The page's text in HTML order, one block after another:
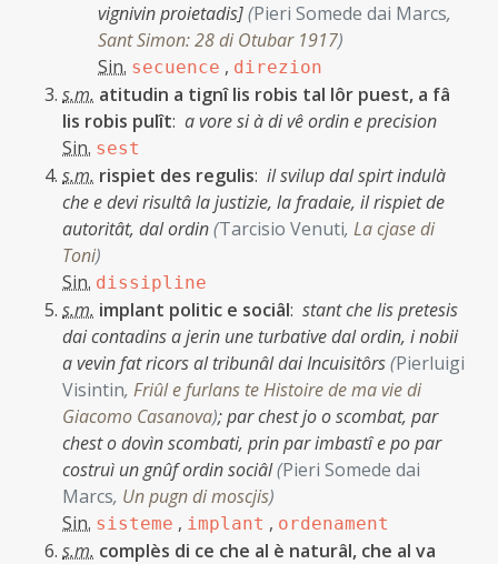
vignivin proietadis](Pieri Somede dai Marcs,
Sant Simon: 28 di Otubar 1917)
Sin. secuence , direzion
s.m. atitudin a tignî lis robis tal lôr puest, a fâ
lis robis pulît: a vore si à di vê ordin e precision
Sin. sest
s.m. rispiet des regulis: il svilup dal spirt indulà
che e devi risultâ la justizie, la fradaie, il rispiet de
autoritât, dal ordin(Tarcisio Venuti, La cjase di
Toni)
Sin. dissipline
s.m. implant politic e sociâl: stant che lis pretesis
dai contadins a jerin une turbative dal ordin, i nobii
a vevin fat ricors al tribunâl dai Incuisitôrs(Pierluigi
Visintin, Friûl e furlans te Histoire de ma vie di
Giacomo Casanova);par chest jo o scombat, par
chest o dovìn scombati, prin par imbastî e po par
costruì un gnûf ordin sociâl(Pieri Somede dai
Marcs, Un pugn di moscjis)
Sin. sisteme , implant , ordenament
s.m. complès di ce che al è naturâl, che al va